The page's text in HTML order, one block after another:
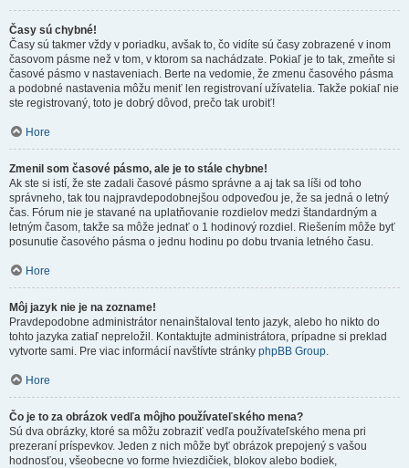
Časy sú chybné!
Časy sú takmer vždy v poriadku, avšak to, čo vidíte sú časy zobrazené v inom
časovom pásme než v tom, v ktorom sa nachádzate. Pokiaľ je to tak, zmeňte si
časové pásmo v nastaveniach. Berte na vedomie, že zmenu časového pásma
a podobné nastavenia môžu meniť len registrovaní užívatelia. Takže pokiaľ nie
ste registrovaný, toto je dobrý dôvod, prečo tak urobiť!
Hore
Zmenil som časové pásmo, ale je to stále chybne!
Ak ste si istí, že ste zadali časové pásmo správne a aj tak sa líši od toho
správneho, tak tou najpravdepodobnejšou odpoveďou je, že sa jedná o letný
čas. Fórum nie je stavané na uplatňovanie rozdielov medzi štandardným a
letným časom, takže sa môže jednať o 1 hodinový rozdiel. Riešením môže byť
posunutie časového pásma o jednu hodinu po dobu trvania letného času.
Hore
Môj jazyk nie je na zozname!
Pravdepodobne administrátor nenainštaloval tento jazyk, alebo ho nikto do
tohto jazyka zatiaľ nepreložil. Kontaktujte administrátora, prípadne si preklad
vytvorte sami. Pre viac informácií navštívte stránky phpBB Group.
Hore
Čo je to za obrázok vedľa môjho používateľského mena?
Sú dva obrázky, ktoré sa môžu zobraziť vedľa používateľského mena pri
prezeraní príspevkov. Jeden z nich môže byť obrázok prepojený s vašou
hodnosťou, všeobecne vo forme hviezdičiek, blokov alebo bodiek,